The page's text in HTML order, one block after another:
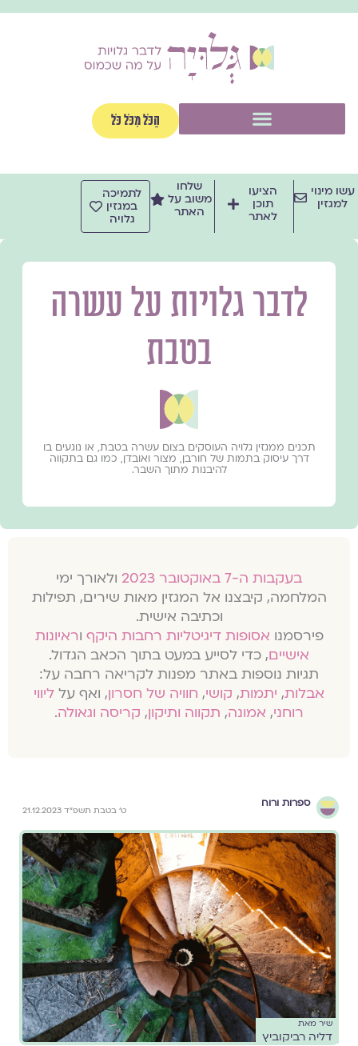
לתוכן
הַכֹּל מִכֹּל כֹּל
עשו מינוי
למגזין
הציעו
תוכן
לאתר
שלחו
משוב על
האתר
לתמיכה
במגזין
גלויה
לדבר גלויות על עשרה
בטבת
תכנים ממגזין גלויה העוסקים בצום עשרה בטבת, או נוגעים בו
דרך עיסוק בתמות של חורבן, מצור ואובדן, כמו גם בתקווה
להיבנות מתוך השבר.
בעקבות ה-7 באוקטובר 2023
ולאורך ימי
המלחמה, קיבצנו אל המגזין מאות שירים, תפילות
וכתיבה אישית.
פירסמנו אסופות דיגיטליות רחבות היקף וראיונות
אישיים, כדי לסייע במעט בתוך הכאב הגדול.
תגיות נוספות באתר מפנות לקריאה רחבה על:
אבלות, יתמות, קושי, חוויה של חסרון, ואף על ליווי
רוחני, אמונה, תקווה ותיקון, קריסה וגאולה.
ספרות ורוח
ט׳ בטבת תשפ״ד 21.12.2023
שיר מאת
דליה רביקוביץ